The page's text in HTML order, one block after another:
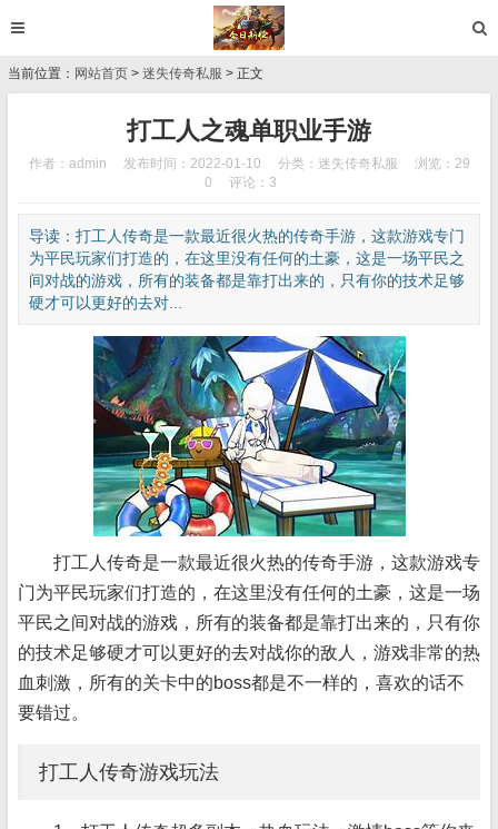
当前位置： 网站首页 > 迷失传奇私服 > 正文
打工人之魂单职业手游
作者：admin 发布时间：2022-01-10 分类： 迷失传奇私服
浏览：29
0
评论：3
导读：打工人传奇是一款最近很火热的传奇手游，这款游戏专门
为平民玩家们打造的，在这里没有任何的土豪，这是一场平民之
间对战的游戏，所有的装备都是靠打出来的，只有你的技术足够
硬才可以更好的去对...
打工人传奇是一款最近很火热的传奇手游，这款游戏专
门为平民玩家们打造的，在这里没有任何的土豪，这是一场
平民之间对战的游戏，所有的装备都是靠打出来的，只有你
的技术足够硬才可以更好的去对战你的敌人，游戏非常的热
血刺激，所有的关卡中的boss都是不一样的，喜欢的话不
要错过。
打工人传奇游戏玩法